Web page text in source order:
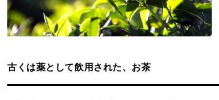
古くは薬として飲用された、お茶